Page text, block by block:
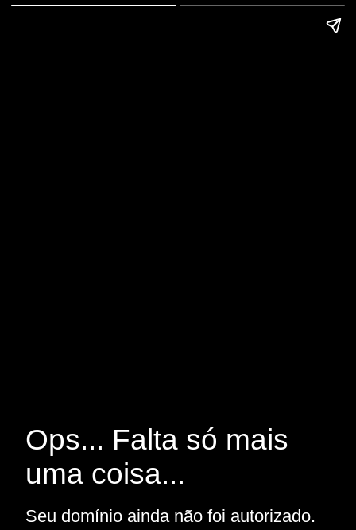
Ops... Falta só mais
uma coisa...
Seu domínio ainda não foi autorizado.